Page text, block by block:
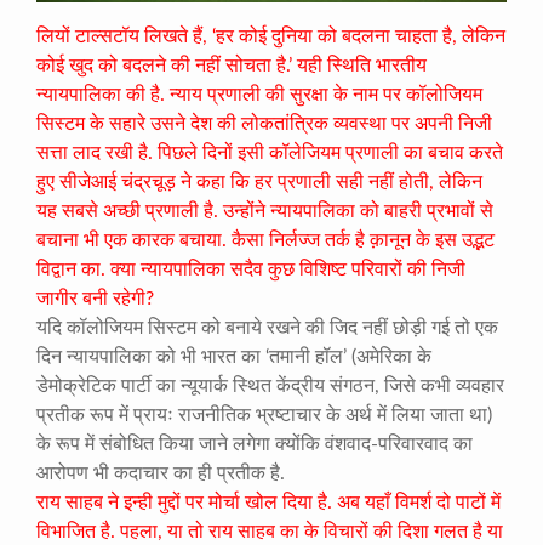
लियोंटाल्सटॉय लिखते हैं, ‘हर कोई दुनिया को बदलना चाहता है, लेकिन
कोई खुद को बदलने की नहीं सोचता है.’ यही स्थिति भारतीय
न्यायपालिका की है. न्याय प्रणाली की सुरक्षा के नाम पर कॉलोजियम
सिस्टम के सहारे उसने देश की लोकतांत्रिक व्यवस्था पर अपनी निजी
सत्ता लाद रखी है. पिछले दिनों इसी कॉलेजियम प्रणाली का बचाव करते
हुए सीजेआई चंद्रचूड़ ने कहा किहर प्रणाली सही नहीं होती, लेकिन
यह सबसे अच्छी प्रणाली है. उन्होंने न्यायपालिका को बाहरी प्रभावों से
बचाना भी एक कारक बचाया. कैसा निर्लज्ज तर्क है क़ानून के इस उद्भट
विद्वान का. क्या न्यायपालिका सदैव कुछ विशिष्ट परिवारों की निजी
जागीर बनी रहेगी?
यदि कॉलोजियम सिस्टम को बनाये रखने की जिद नहीं छोड़ी गई तो एक
दिन न्यायपालिका को भी भारत का ‘तमानी हॉल’ (अमेरिका के
डेमोक्रेटिक पार्टी का न्यूयार्क स्थित केंद्रीय संगठन, जिसे कभी व्यवहार
प्रतीक रूप में प्रायः राजनीतिक भ्रष्टाचार के अर्थ में लिया जाता था)
के रूप में संबोधित किया जाने लगेगा क्योंकि वंशवाद-परिवारवाद का
आरोपण भी कदाचार का ही प्रतीक है.
राय साहब ने इन्ही मुद्दों पर मोर्चा खोल दिया है. अब यहाँ विमर्श दो पाटों में
विभाजित है. पहला, या तो राय साहब का के विचारों की दिशा गलत है या